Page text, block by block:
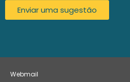
Enviar uma sugestão
Webmail